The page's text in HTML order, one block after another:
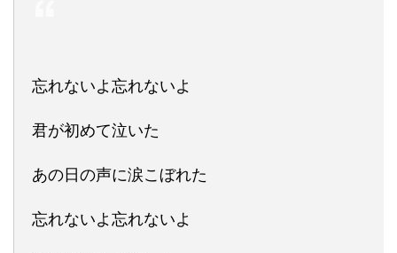
忘れないよ忘れないよ
君が初めて泣いた
あの日の声に涙こぼれた
忘れないよ忘れないよ